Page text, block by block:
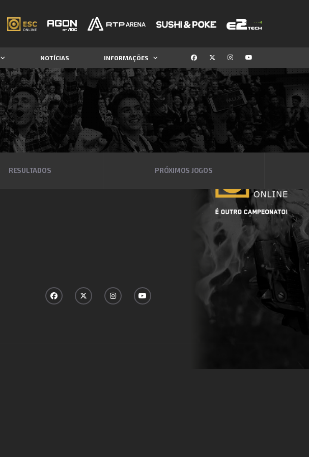
NOTÍCIAS INFORMAÇÕES
RESULTADOS PRÓXIMOS JOGOS